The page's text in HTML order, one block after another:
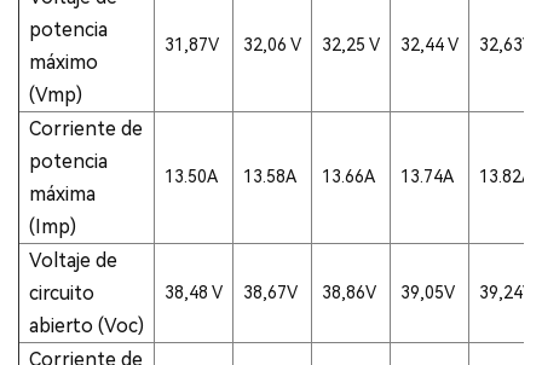
potencia
máximo
(Vmp)
31,87V 32,06 V 32,25 V 32,44 V 32,63V
Corriente de
potencia
máxima
(Imp)
13.50A 13.58A 13.66A 13.74A 13.82A
Voltaje de
circuito
abierto (Voc)
38,48 V 38,67V 38,86V 39,05V 39,24V
Corriente de